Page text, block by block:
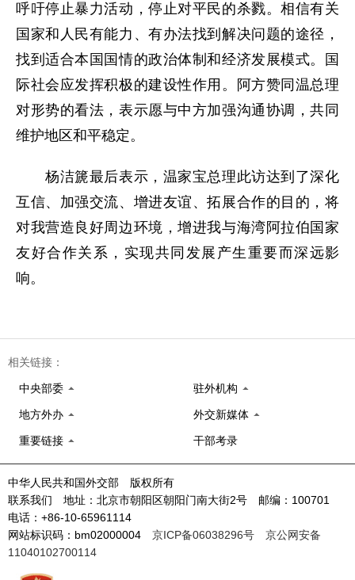
呼吁停止暴力活动，停止对平民的杀戮。相信有关
国家和人民有能力、有办法找到解决问题的途径，
找到适合本国国情的政治体制和经济发展模式。国
际社会应发挥积极的建设性作用。阿方赞同温总理
对形势的看法，表示愿与中方加强沟通协调，共同
维护地区和平稳定。
杨洁篪最后表示，温家宝总理此访达到了深化
互信、加强交流、增进友谊、拓展合作的目的，将
对我营造良好周边环境，增进我与海湾阿拉伯国家
友好合作关系，实现共同发展产生重要而深远影
响。
相关链接：
中央部委 驻外机构
地方外办 外交新媒体
重要链接 干部考录
中华人民共和国外交部 版权所有
联系我们 地址：北京市朝阳区朝阳门南大街2号 邮编：100701
电话：+86-10-65961114
网站标识码：bm02000004 京ICP备06038296号
京公网安备
11040102700114